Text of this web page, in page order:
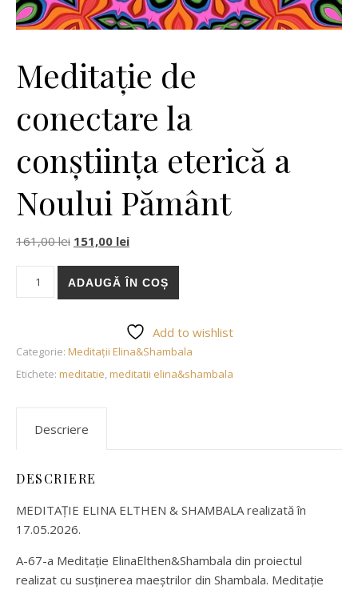
Meditație de
conectare la
conștiința eterică a
Noului Pământ
161,00lei Prețul inițial a fost: 161,00 lei.
151,00 leiPrețul curent este: 151,00 lei.
Cantitate Meditație de conectare la conștiința eterică a Noului
ADAUGĂ ÎN COȘ
Add to wishlist
Categorie: Meditații Elina&Shambala
Etichete: meditatie,meditatii elina&shambala
Descriere
DESCRIERE
MEDITAȚIE ELINA ELTHEN & SHAMBALA realizată în
17.05.2026.
A-67-a Meditație ElinaElthen&Shambala din proiectul
realizat cu susținerea maeștrilor din Shambala. Meditație